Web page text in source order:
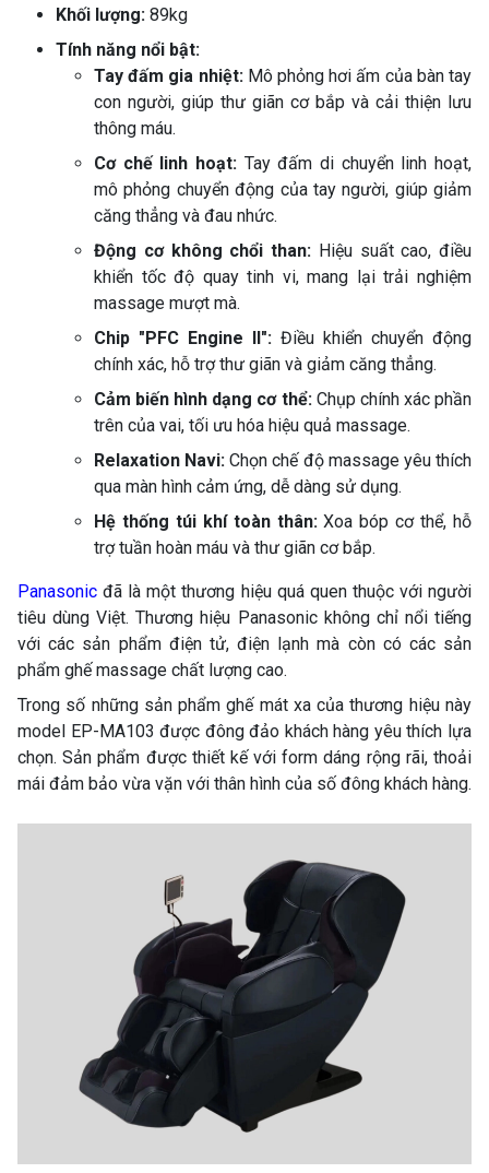
Khối lượng: 89kg
Tính năng nổi bật:
Tay đấm gia nhiệt:Mô phỏng hơi ấm của bàn tay
con người, giúp thư giãn cơ bắp và cải thiện lưu
thông máu.
Cơ chế linh hoạt: Tay đấm di chuyển linh hoạt,
mô phỏng chuyển động của tay người, giúp giảm
căng thẳng và đau nhức.
Động cơ không chổi than: Hiệu suất cao, điều
khiển tốc độ quay tinh vi, mang lại trải nghiệm
massage mượt mà.
Chip "PFC Engine II": Điều khiển chuyển động
chính xác, hỗ trợ thư giãn và giảm căng thẳng.
Cảm biến hình dạng cơ thể:Chụp chính xác phần
trên của vai, tối ưu hóa hiệu quả massage.
Relaxation Navi:Chọn chế độ massage yêu thích
qua màn hình cảm ứng, dễ dàng sử dụng.
Hệ thống túi khí toàn thân:Xoa bóp cơ thể, hỗ
trợ tuần hoàn máu và thư giãn cơ bắp.
Panasonic đã là một thương hiệu quá quen thuộc với người
tiêu dùng Việt. Thương hiệu Panasonic không chỉ nổi tiếng
với các sản phẩm điện tử, điện lạnh mà còn có các sản
phẩm ghế massage chất lượng cao.
Trong số những sản phẩm ghế mát xa của thương hiệu này
model EP-MA103 được đông đảo khách hàng yêu thích lựa
chọn. Sản phẩm được thiết kế với form dáng rộng rãi, thoải
mái đảm bảo vừa vặn với thân hình của số đông khách hàng.